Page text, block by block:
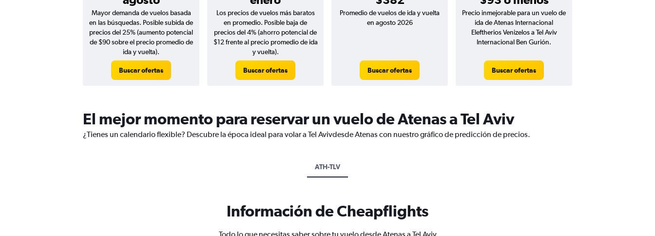
Mayor demanda de vuelos basada
en las búsquedas. Posible subida de
precios del 25% (aumento potencial
de $90 sobre el precio promedio de
ida y vuelta).
Buscar ofertas
Los precios de vuelos más baratos
en promedio. Posible baja de
precios del 4% (ahorro potencial de
$12 frente al precio promedio de ida
y vuelta).
Buscar ofertas
Promedio de vuelos de ida y vuelta
en agosto 2026
Buscar ofertas
Precio inmejorable para un vuelo de
ida de Atenas Internacional
Eleftherios Venizelos a Tel Aviv
Internacional Ben Gurión.
Buscar ofertas
El mejor momento para reservar un vuelo de Atenas a Tel Aviv
¿Tienes un calendario flexible? Descubre la época ideal para volar a Tel Avivdesde Atenas con nuestro gráfico de predicción de precios.
ATH-TLV
Información de Cheapflights